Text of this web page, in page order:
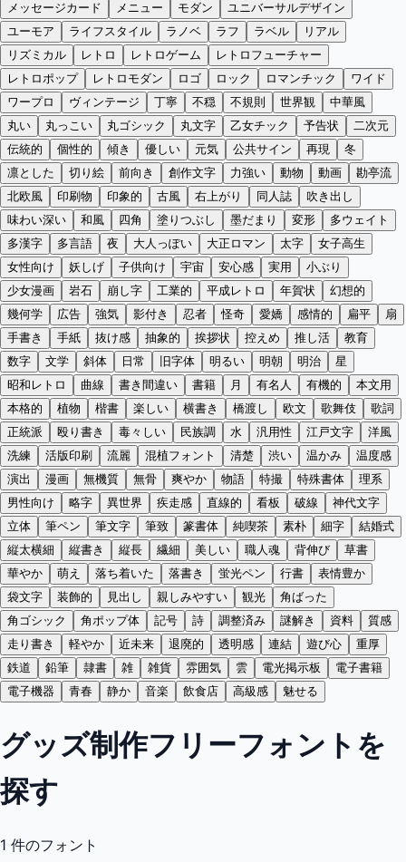
メッセージカード
メニュー モダン
ユニバーサルデザイン
ユーモア
ライフスタイル ラノベ ラフ ラベル
リアル
リズミカル
レトロ レトロゲーム
レトロフューチャー
レトロポップ
レトロモダン ロゴ ロック ロマンチック
ワイド
ワープロ
ヴィンテージ 丁寧 不穏 不規則 世界観
中華風
丸い
丸っこい 丸ゴシック 丸文字 乙女チック 予告状
二次元
伝統的
個性的 傾き 優しい 元気 公共サイン 再現
冬
凛とした
切り絵 前向き 創作文字 力強い 動物 動画
勘亭流
北欧風
印刷物 印象的 古風 右上がり 同人誌
吹き出し
味わい深い
和風 四角 塗りつぶし 墨だまり 変形
多ウェイト
多漢字
多言語 夜 大人っぽい 大正ロマン 太字
女子高生
女性向け
妖しげ 子供向け 宇宙 安心感 実用
小ぶり
少女漫画
岩石 崩し字 工業的 平成レトロ 年賀状
幻想的
幾何学
広告 強気 影付き 忍者 怪奇 愛嬌 感情的 扁平
扇
手書き
手紙 抜け感 抽象的 挨拶状 控えめ 推し活
教育
数字
文学 斜体 日常 旧字体 明るい 明朝 明治
星
昭和レトロ
曲線 書き間違い 書籍 月 有名人 有機的
本文用
本格的
植物 楷書 楽しい 横書き 橋渡し 欧文 歌舞伎
歌詞
正統派
殴り書き 毒々しい 民族調 水 汎用性 江戸文字
洋風
洗練
活版印刷 流麗 混植フォント 清楚 渋い 温かみ
温度感
演出
漫画 無機質 無骨 爽やか 物語 特撮 特殊書体
理系
男性向け
略字 異世界 疾走感 直線的 看板 破線
神代文字
立体
筆ペン 筆文字 筆致 篆書体 純喫茶 素朴 細字
結婚式
縦太横細
縦書き 縦長 繊細 美しい 職人魂 背伸び
草書
華やか
萌え 落ち着いた 落書き 蛍光ペン 行書
表情豊か
袋文字
装飾的 見出し 親しみやすい 観光
角ばった
角ゴシック
角ポップ体 記号 詩 調整済み 謎解き 資料
質感
走り書き
軽やか 近未来 退廃的 透明感 連結 遊び心
重厚
鉄道
鉛筆 隷書 雑 雑貨 雰囲気 雲 電光掲示板
電子書籍
電子機器
青春 静か 音楽 飲食店 高級感 魅せる
グッズ制作フリーフォントを
探す
1 件のフォント